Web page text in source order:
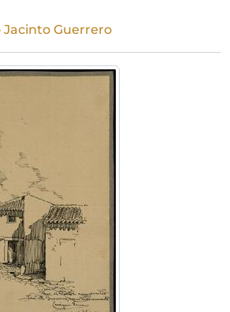
Jacinto Guerrero